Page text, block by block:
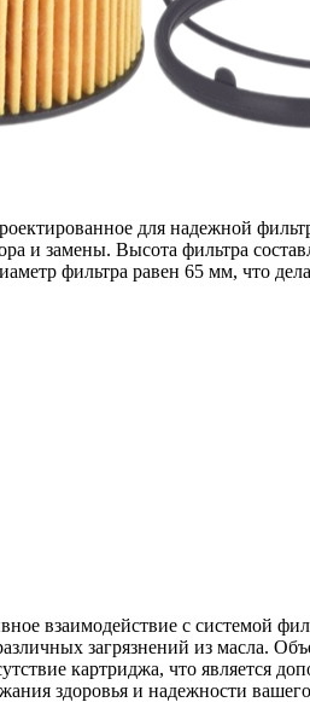
для надежной
и замены. Высота фильтра
фильтра равен 65 мм, что
взаимодействие с системой
загрязнений из масла.
картриджа, что является
здоровья и надежности